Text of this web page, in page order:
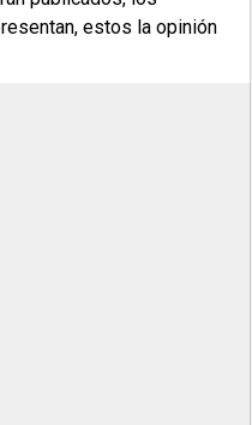
estos la opinión